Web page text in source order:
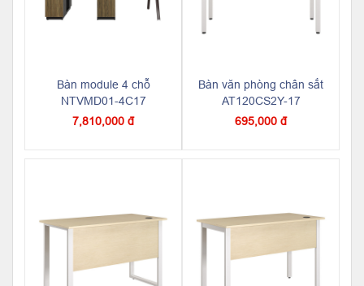
Bàn module 4 chỗ
NTVMD01-4C17
7,810,000 đ
Bàn văn phòng chân sắt
AT120CS2Y-17
695,000 đ